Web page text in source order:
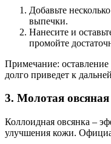
Добавьте
выпечки.
Нанесите и
промойте
Примечание:
долго приведет к
3. Молотая
Коллоидная овсянка –
улучшения кожи.